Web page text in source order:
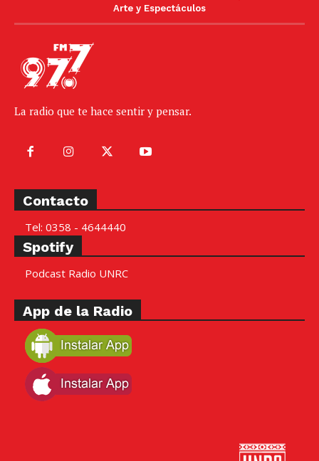
Arte y Espectáculos
La radio que te hace sentir y pensar.
Contacto
Tel: 0358 - 4644440
Spotify
Podcast Radio UNRC
App de la Radio